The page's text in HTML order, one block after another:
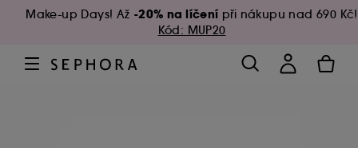
Make-up Days! Až -20% na líčení při nákupu nad 690 Kč!
Kód: MUP20